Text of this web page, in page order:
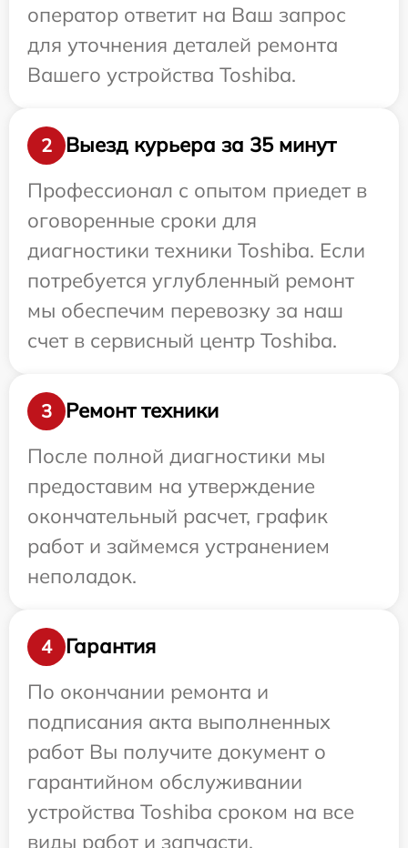
оператор ответит на Ваш запрос
для уточнения деталей ремонта
Вашего устройства Toshiba.
2
Выезд курьера за 35 минут
Профессионал с опытом приедет в
оговоренные сроки для
диагностики техники Toshiba. Если
потребуется углубленный ремонт
мы обеспечим перевозку за наш
счет в сервисный центр Toshiba.
3
Ремонт техники
После полной диагностики мы
предоставим на утверждение
окончательный расчет, график
работ и займемся устранением
неполадок.
4
Гарантия
По окончании ремонта и
подписания акта выполненных
работ Вы получите документ о
гарантийном обслуживании
устройства Toshiba сроком на все
виды работ и запчасти.